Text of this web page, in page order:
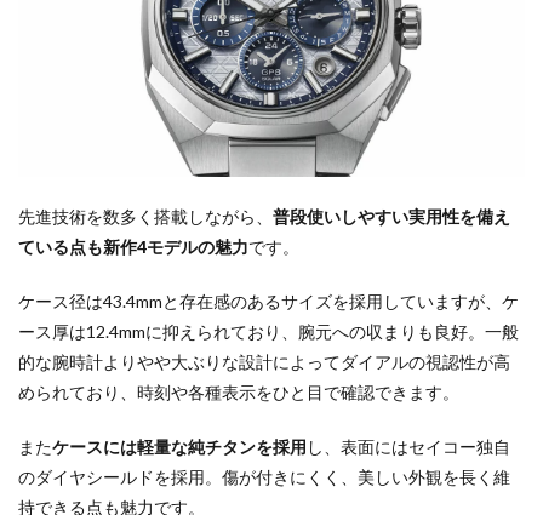
先進技術を数多く搭載しながら、 普段使いしやすい実用性を備え
ている点も新作4モデルの魅力です。
ケース径は43.4mmと存在感のあるサイズを採用していますが、ケ
ース厚は12.4mmに抑えられており、腕元への収まりも良好。一般
的な腕時計よりやや大ぶりな設計によってダイアルの視認性が高
められており、時刻や各種表示をひと目で確認できます。
またケースには軽量な純チタンを採用 し、表面にはセイコー独自
のダイヤシールドを採用。傷が付きにくく、美しい外観を長く維
持できる点も魅力です。